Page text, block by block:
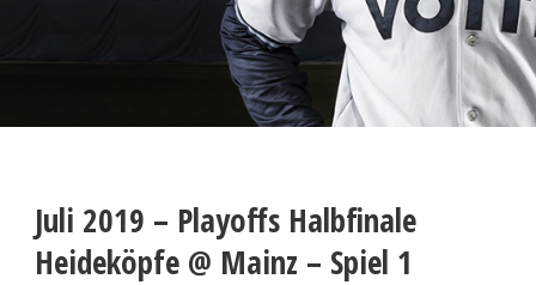
Juli 2019 – Playoffs Halbfinale
Heideköpfe @ Mainz – Spiel 1